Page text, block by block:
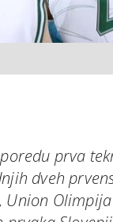
prva
dveh
Union